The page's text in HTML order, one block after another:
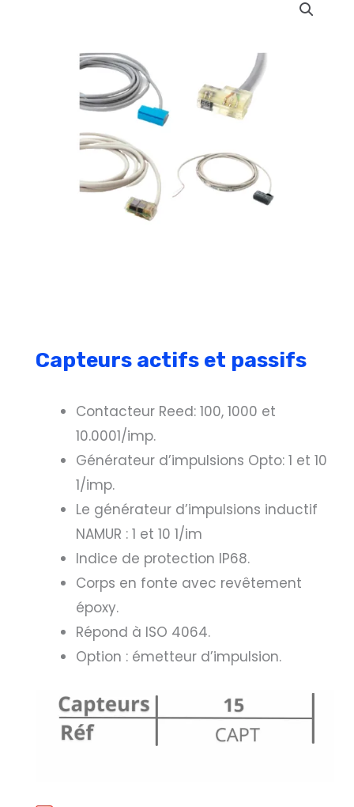
Capteurs actifs et passifs
Contacteur Reed: 100, 1000 et
10.0001/imp.
Générateur d’impulsions Opto: 1 et 10
1/imp.
Le générateur d’impulsions inductif
NAMUR : 1 et 10 1/im
Indice de protection IP68.
Corps en fonte avec revêtement
époxy.
Répond à ISO 4064.
Option : émetteur d’impulsion.